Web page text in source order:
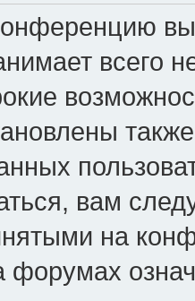
всего
вам
на
форумах